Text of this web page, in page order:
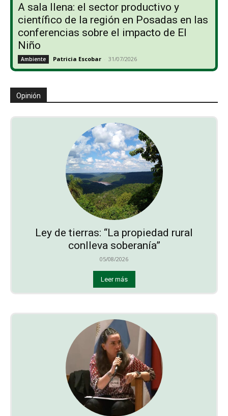
A sala llena: el sector productivo y
científico de la región en Posadas en las
conferencias sobre el impacto de El
Niño
Ambiente Patricia Escobar - 31/07/2026
Opinión
Ley de tierras: “La propiedad rural
conlleva soberanía”
05/08/2026
Leer más